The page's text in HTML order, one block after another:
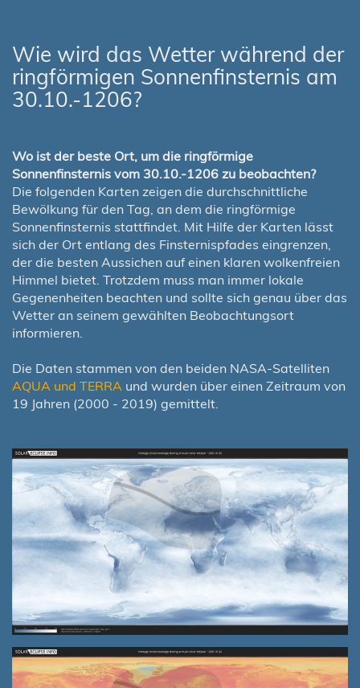
Wie wird das Wetter während der
ringförmigen Sonnenfinsternis am
30.10.-1206?
Wo ist der beste Ort, um die ringförmige
Sonnenfinsternis vom 30.10.-1206 zu beobachten?
Die folgenden Karten zeigen die durchschnittliche
Bewölkung für den Tag, an dem die ringförmige
Sonnenfinsternis stattfindet. Mit Hilfe der Karten lässt
sich der Ort entlang des Finsternispfades eingrenzen,
der die besten Aussichen auf einen klaren wolkenfreien
Himmel bietet. Trotzdem muss man immer lokale
Gegenenheiten beachten und sollte sich genau über das
Wetter an seinem gewählten Beobachtungsort
informieren.
Die Daten stammen von den beiden NASA-Satelliten
AQUA und TERRA und wurden über einen Zeitraum von
19 Jahren (2000 - 2019) gemittelt.